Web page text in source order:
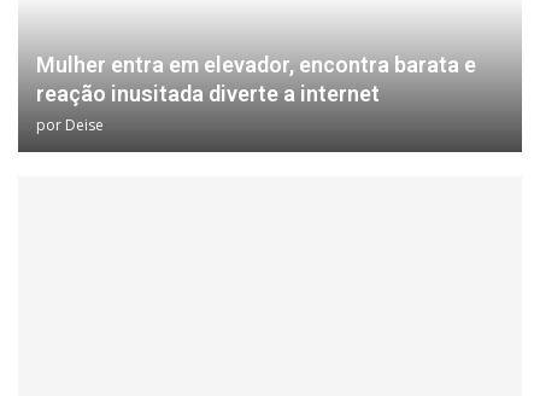
Mulher entra em elevador, encontra barata e
reação inusitada diverte a internet
por Deise